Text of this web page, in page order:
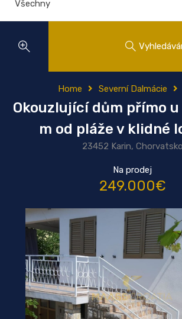
Home Severní Dalmácie
Okouzlující dům přímo
m od pláže v klidné
23452 Karin, Chorvatsko
Na prodej
249.000€